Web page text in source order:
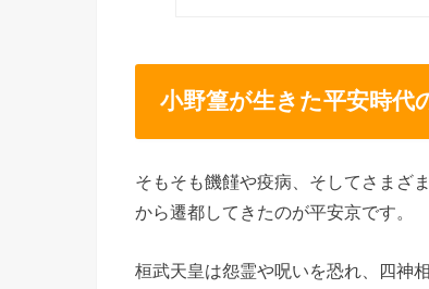
小野篁が生きた平安時代
そもそも饑饉や疫病、そしてさまざ
から遷都してきたのが平安京です。
桓武天皇は怨霊や呪いを恐れ、四神